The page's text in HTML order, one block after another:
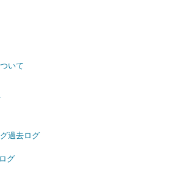
いて
過去ログ
グ